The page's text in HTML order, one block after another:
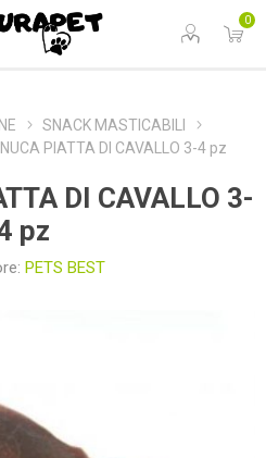
0
SNACK MASTICABILI
PIATTA DI CAVALLO 3-4 pz
DI CAVALLO 3-
pz
PETS BEST